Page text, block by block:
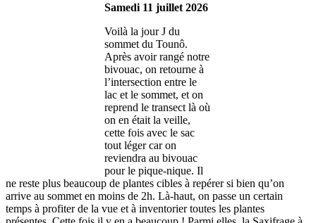
Samedi 11 juillet 2026
Voilà la jour J du
sommet du Tounô.
Après avoir rangé notre
bivouac, on retourne à
l’intersection entre le
lac et le sommet, et on
reprend le transect là où
on en était la veille,
cette fois avec le sac
tout léger car on
reviendra au bivouac
pour le pique-nique. Il
ne reste plus beaucoup de plantes cibles à repérer si bien qu’on
arrive au sommet en moins de 2h. Là-haut, on passe un certain
temps à profiter de la vue et à inventorier toutes les plantes